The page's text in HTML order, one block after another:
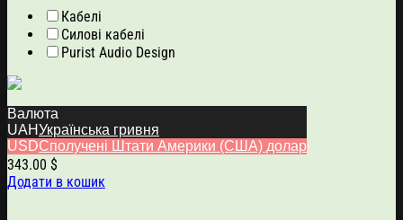
Кабелі
Силові кабелі
Purist Audio Design
Purist Audio Design Vesta AC Power 1,5 m
343.00 $
Додати в кошик
Валюта
UAHУкраїнська гривня
USDСполучені Штати Америки (США) долар